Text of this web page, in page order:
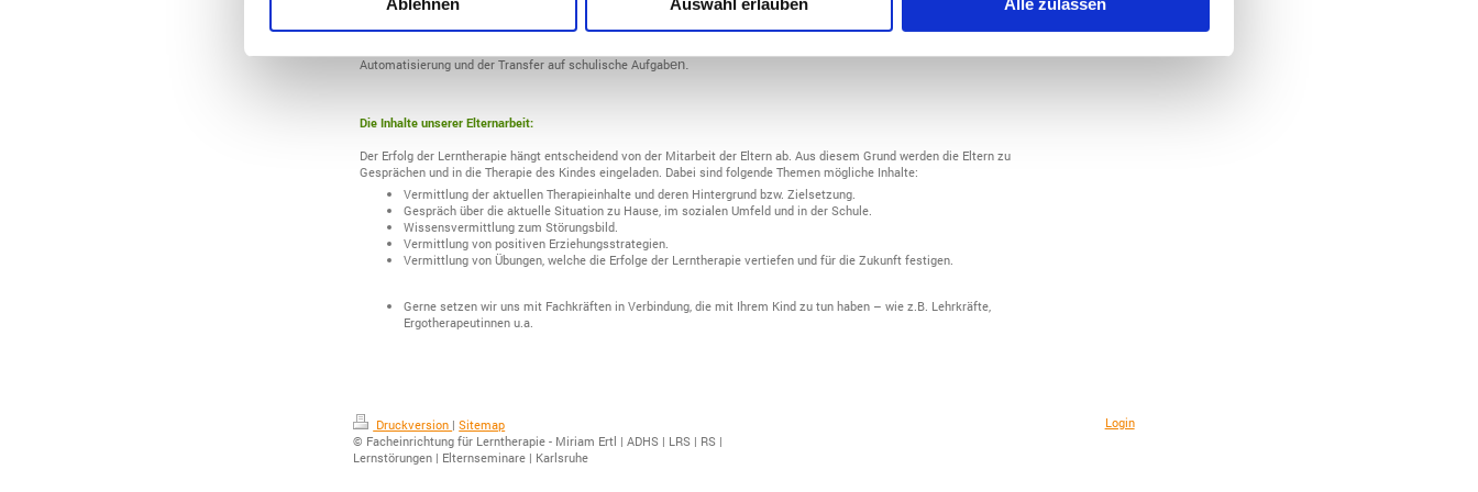
Therapiebeginn behutsam und spielerisch an mathematische Themen herangeführt werden.
Zudem gilt, dass Automatisierungsübungen und Übungen zu Hause grundsätzlich erst dann eingesetzt werden, wenn das
Automatisierung und der Transfer auf schulische Aufgaben.
Die Inhalte unserer Elternarbeit:
Der Erfolg der Lerntherapie hängt entscheidend von der Mitarbeit der Eltern ab. Aus diesem Grund werden die Eltern zu
Gesprächen und in die Therapie des Kindes eingeladen. Dabei sind folgende Themen mögliche Inhalte:
Vermittlung der aktuellen Therapieinhalte und deren Hintergrund bzw. Zielsetzung.
Gespräch über die aktuelle Situation zu Hause, im sozialen Umfeld und in der Schule.
Wissensvermittlung zum Störungsbild.
Vermittlung von positiven Erziehungsstrategien.
Vermittlung von Übungen, welche die Erfolge der Lerntherapie vertiefen und für die Zukunft festigen.
Gerne setzen wir uns mit Fachkräften in Verbindung, die mit Ihrem Kind zu tun haben – wie z.B. Lehrkräfte,
Ergotherapeutinnen u.a.
Druckversion | Sitemap
© Facheinrichtung für Lerntherapie - Miriam Ertl | ADHS | LRS | RS |
Lernstörungen | Elternseminare | Karlsruhe
Login